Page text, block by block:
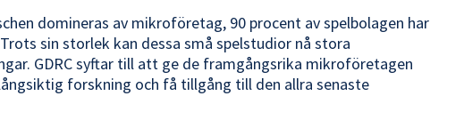
domineras av mikroföretag, 90 procent av spelbolagen har
sin storlek kan dessa små spelstudior nå stora
GDRC syftar till att ge de framgångsrika mikroföretagen
forskning och få tillgång till den allra senaste